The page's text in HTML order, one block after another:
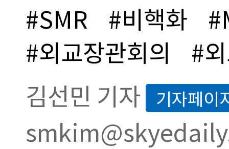
#SMR #비핵화
#외교장관회의
#
김선민 기자
기자페이